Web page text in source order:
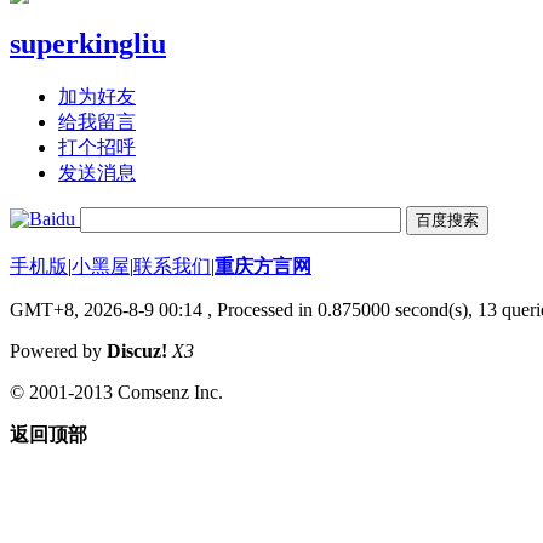
superkingliu
加为好友
给我留言
打个招呼
发送消息
手机版|小黑屋|联系我们|重庆方言网
GMT+8, 2026-8-9 00:14 , Processed in 0.875000 second(s), 13
Powered by Discuz! X3
© 2001-2013 Comsenz Inc.
返回顶部